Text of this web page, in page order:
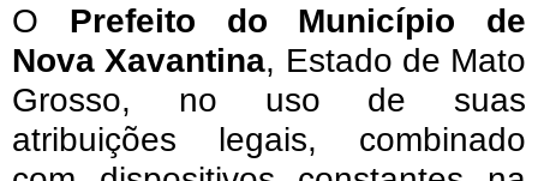
O Prefeito do Município de
Nova Xavantina, Estado de Mato
Grosso, no uso de suas
atribuições legais, combinado